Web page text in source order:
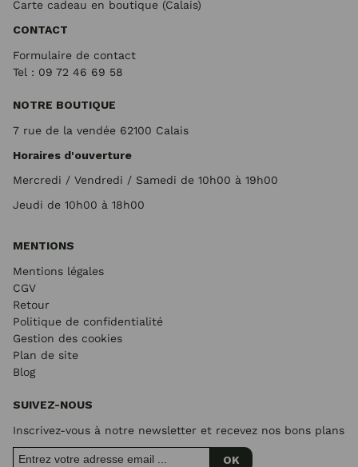
Carte cadeau en boutique (Calais)
CONTACT
Formulaire de contact
Tel : 09 72 46 69 58
NOTRE BOUTIQUE
7 rue de la vendée 62100 Calais
Horaires d'ouverture
Mercredi / Vendredi / Samedi de 10h00 à 19h00
Jeudi de 10h00 à 18h00
MENTIONS
Mentions légales
CGV
Retour
Politique de confidentialité
Gestion des cookies
Plan de site
Blog
SUIVEZ-NOUS
Inscrivez-vous à notre newsletter et recevez nos bons plans
OK